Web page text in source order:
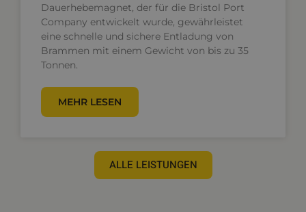
Dauerhebemagnet, der für die Bristol Port
Company entwickelt wurde, gewährleistet
eine schnelle und sichere Entladung von
Brammen mit einem Gewicht von bis zu 35
Tonnen.
MEHR LESEN
ALLE LEISTUNGEN